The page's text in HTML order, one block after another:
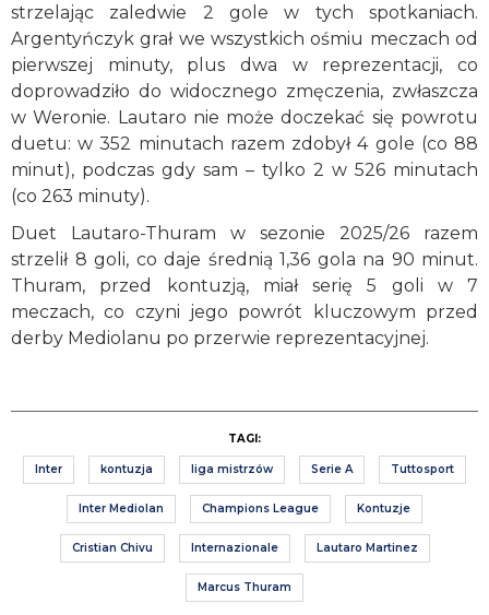
strzelając zaledwie 2 gole w tych spotkaniach.
Argentyńczyk grał we wszystkich ośmiu meczach od
pierwszej minuty, plus dwa w reprezentacji, co
doprowadziło do widocznego zmęczenia, zwłaszcza
w Weronie. Lautaro nie może doczekać się powrotu
duetu: w 352 minutach razem zdobył 4 gole (co 88
minut), podczas gdy sam – tylko 2 w 526 minutach
(co 263 minuty).
Duet Lautaro-Thuram w sezonie 2025/26 razem
strzelił 8 goli, co daje średnią 1,36 gola na 90 minut.
Thuram, przed kontuzją, miał serię 5 goli w 7
meczach, co czyni jego powrót kluczowym przed
derby Mediolanu po przerwie reprezentacyjnej.
TAGI:
Inter kontuzja liga mistrzów Serie A Tuttosport
Inter Mediolan Champions League Kontuzje
Cristian Chivu Internazionale Lautaro Martinez
Marcus Thuram